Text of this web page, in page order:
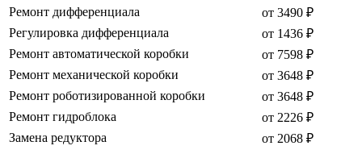
Ремонт дифференциала
от 3490 ₽
Регулировка дифференциала
от 1436 ₽
Ремонт автоматической коробки
от 7598 ₽
Ремонт механической коробки
от 3648 ₽
Ремонт роботизированной коробки
от 3648 ₽
Ремонт гидроблока
от 2226 ₽
Замена редуктора
от 2068 ₽